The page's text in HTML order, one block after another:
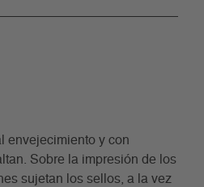
envejecimiento y con
Sobre la impresión de los
sujetan los sellos, a la vez